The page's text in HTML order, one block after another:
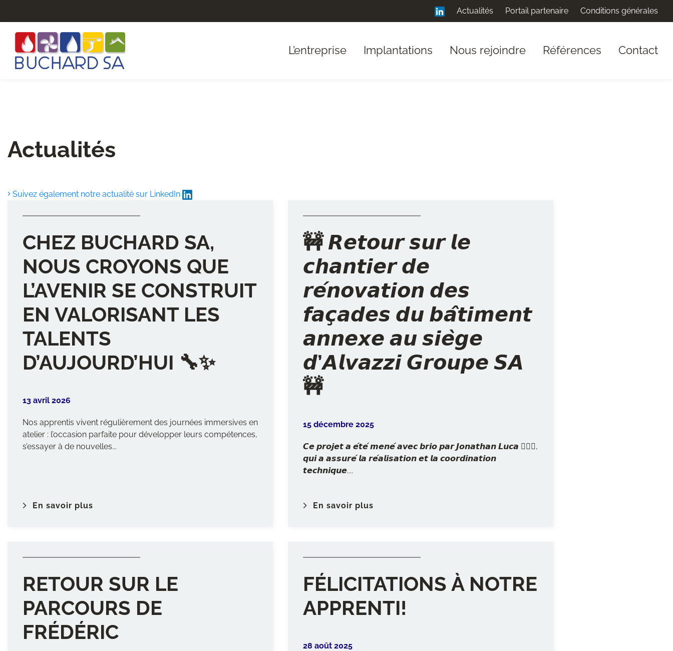
Actualités Portail partenaire Conditions générales
L’entreprise Implantations Nous rejoindre Références Contact
Actualités
Suivez également notre actualité sur LinkedIn
CHEZ BUCHARD SA,
NOUS CROYONS QUE
L’AVENIR SE CONSTRUIT
EN VALORISANT LES
TALENTS
D’AUJOURD’HUI 🔧✨
13 avril 2026
Nos apprentis vivent régulièrement des journées immersives en
atelier : l’occasion parfaite pour développer leurs compétences,
s’essayer à de nouvelles...
En savoir plus
🚧 𝙍𝙚𝙩𝙤𝙪𝙧 𝙨𝙪𝙧 𝙡𝙚
𝙘𝙝𝙖𝙣𝙩𝙞𝙚𝙧 𝙙𝙚
𝙧𝙚́𝙣𝙤𝙫𝙖𝙩𝙞𝙤𝙣 𝙙𝙚𝙨
𝙛𝙖𝙘̧𝙖𝙙𝙚𝙨 𝙙𝙪 𝙗𝙖̂𝙩𝙞𝙢𝙚𝙣𝙩
𝙖𝙣𝙣𝙚𝙭𝙚 𝙖𝙪 𝙨𝙞𝙚̀𝙜𝙚
𝙙’𝘼𝙡𝙫𝙖𝙯𝙯𝙞 𝙂𝙧𝙤𝙪𝙥𝙚 𝙎𝘼
🚧
15 décembre 2025
𝘾𝙚 𝙥𝙧𝙤𝙟𝙚𝙩 𝙖 𝙚́𝙩𝙚́ 𝙢𝙚𝙣𝙚́ 𝙖𝙫𝙚𝙘 𝙗𝙧𝙞𝙤 𝙥𝙖𝙧 𝙅𝙤𝙣𝙖𝙩𝙝𝙖𝙣 𝙇𝙪𝙘𝙖 👷‍♂️✨,
𝙦𝙪𝙞 𝙖 𝙖𝙨𝙨𝙪𝙧𝙚́ 𝙡𝙖 𝙧𝙚́𝙖𝙡𝙞𝙨𝙖𝙩𝙞𝙤𝙣 𝙚𝙩 𝙡𝙖 𝙘𝙤𝙤𝙧𝙙𝙞𝙣𝙖𝙩𝙞𝙤𝙣
𝙩𝙚𝙘𝙝𝙣𝙞𝙦𝙪𝙚....
En savoir plus
RETOUR SUR LE
PARCOURS DE
FRÉDÉRIC
FÉLICITATIONS À NOTRE
APPRENTI!
28 août 2025